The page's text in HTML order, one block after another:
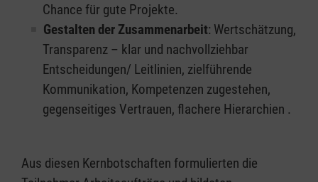
Chance für gute Projekte.
Gestalten der Zusammenarbeit: Wertschätzung,
Transparenz – klar und nachvollziehbar
Entscheidungen/ Leitlinien, zielführende
Kommunikation, Kompetenzen zugestehen,
gegenseitiges Vertrauen, flachere Hierarchien .
Aus diesen Kernbotschaften formulierten die